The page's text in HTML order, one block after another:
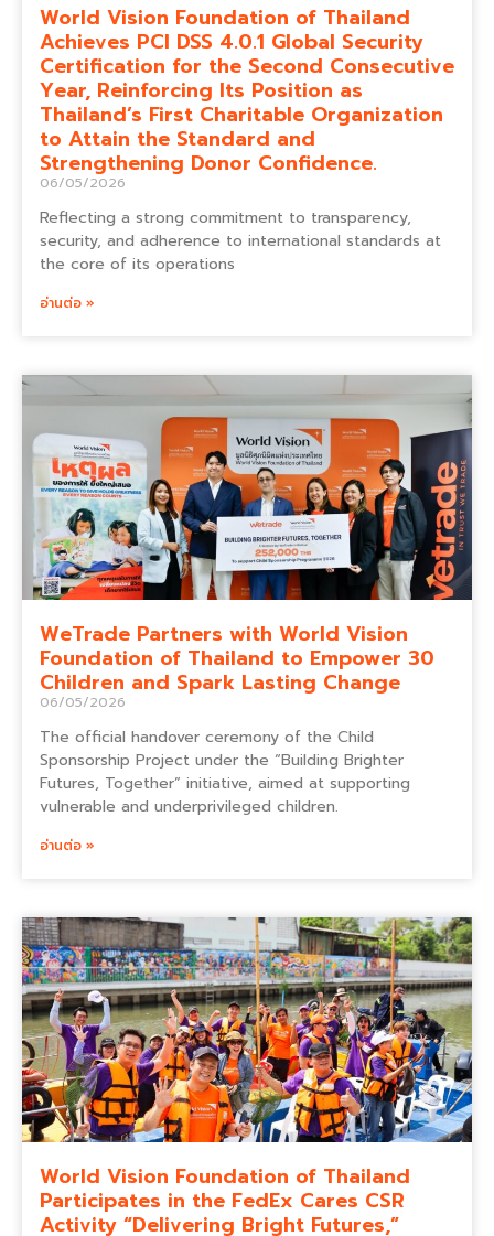
World Vision Foundation of Thailand
Achieves PCI DSS 4.0.1 Global Security
Certification for the Second Consecutive
Year, Reinforcing Its Position as
Thailand’s First Charitable Organization
to Attain the Standard and
Strengthening Donor Confidence.
06/05/2026
Reflecting a strong commitment to transparency,
security, and adherence to international standards at
the core of its operations
อ่านต่อ »
WeTrade Partners with World Vision
Foundation of Thailand to Empower 30
Children and Spark Lasting Change
06/05/2026
The official handover ceremony of the Child
Sponsorship Project under the “Building Brighter
Futures, Together” initiative, aimed at supporting
vulnerable and underprivileged children.
อ่านต่อ »
World Vision Foundation of Thailand
Participates in the FedEx Cares CSR
Activity “Delivering Bright Futures,”